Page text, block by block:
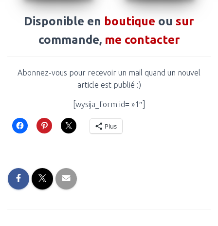
Disponible en boutique ou sur
commande, me contacter
Abonnez-vous pour recevoir un mail quand un nouvel
article est publié :)
[wysija_form id= »1″]
Plus